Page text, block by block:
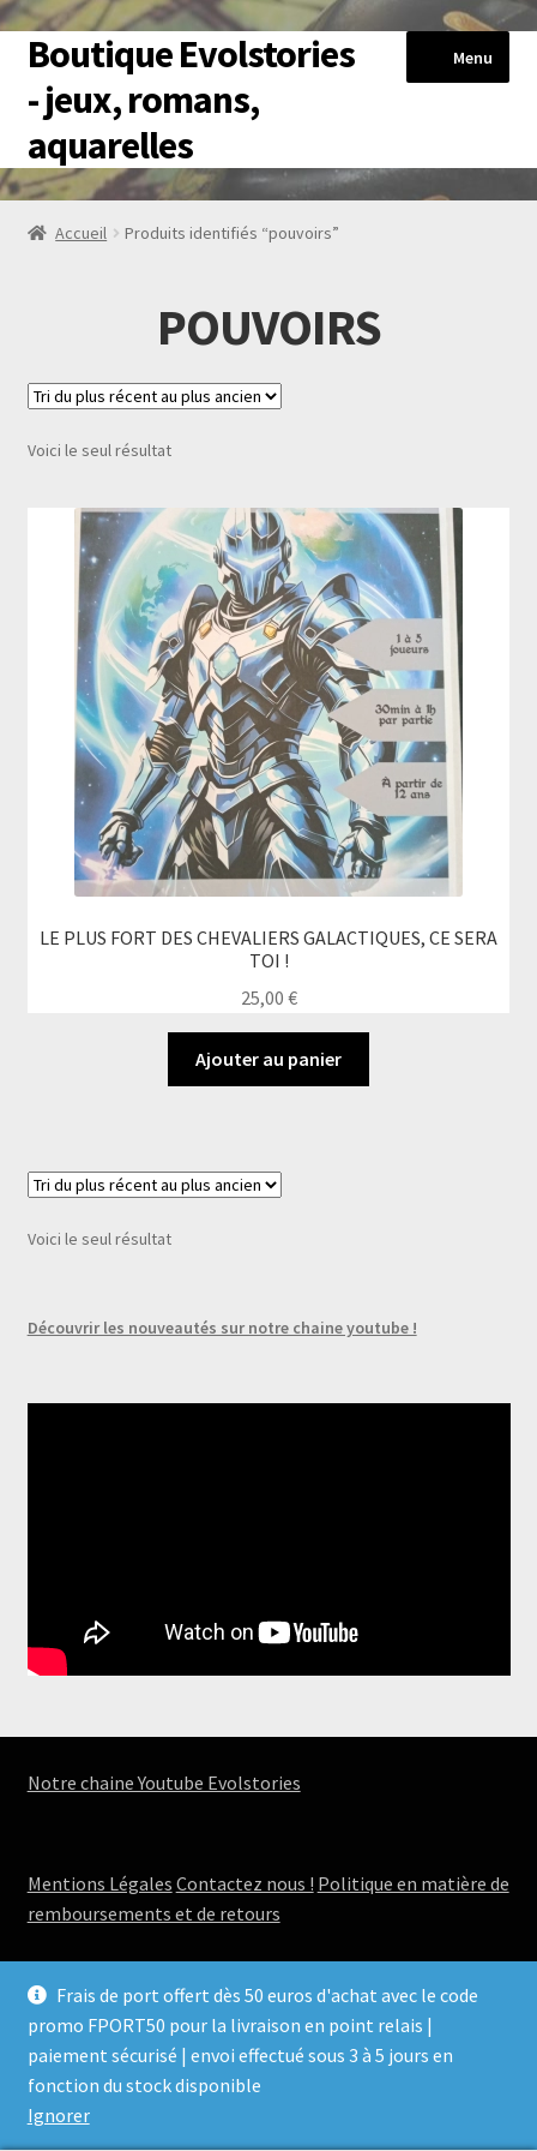
Frais de port offert dès 50 euros d'achat avec le code
promo FPORT50 pour la livraison en point relais |
paiement sécurisé | envoi effectué sous 3 à 5 jours en
fonction du stock disponible
Ignorer
Aller
à
la
navigation
Aller
au
contenu
Boutique Evolstories
- jeux, romans,
aquarelles
Menu
Accueil
Romans
Reproductions Aquarelles
Mon compte
Accueil Produits identifiés “pouvoirs”
POUVOIRS
Voici le seul résultat
LE PLUS FORT DES CHEVALIERS GALACTIQUES, CE SERA
TOI !
25,00 €
Ajouter au panier
Voici le seul résultat
Découvrir les nouveautés sur notre chaine youtube !
Notre chaine Youtube Evolstories
Mentions Légales Contactez nous ! Politique en matière de
remboursements et de retours
© Boutique Evolstories - jeux, romans, aquarelles 2026
.